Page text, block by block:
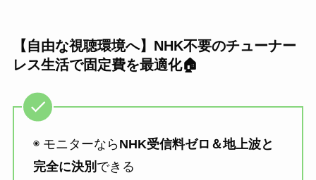
【自由な視聴環境へ】NHK不要のチューナー
レス生活で固定費を最適化🏠
◉ モニターならNHK受信料ゼロ＆地上波と
完全に決別 できる